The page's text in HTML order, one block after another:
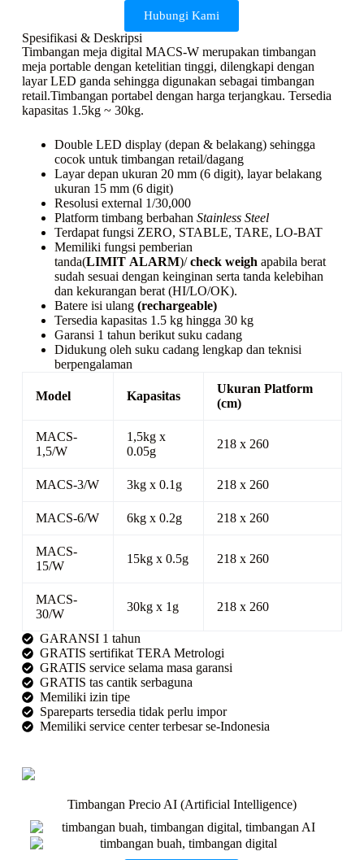
Hubungi Kami
Spesifikasi & Deskripsi
Timbangan meja digital MACS-W merupakan timbangan
meja portable dengan ketelitian tinggi, dilengkapi dengan
layar LED ganda sehingga digunakan sebagai timbangan
retail.Timbangan portabel dengan harga terjangkau. Tersedia
kapasitas 1.5kg ~ 30kg.
Double LED display (depan & belakang) sehingga
cocok untuk timbangan retail/dagang
Layar depan ukuran 20 mm (6 digit), layar belakang
ukuran 15 mm (6 digit)
Resolusi external 1/30,000
Platform timbang berbahan Stainless Steel
Terdapat fungsi ZERO, STABLE, TARE, LO-BAT
Memiliki fungsi pemberian
tanda(LIMIT ALARM)/check weigh apabila berat
sudah sesuai dengan keinginan serta tanda kelebihan
dan kekurangan berat (HI/LO/OK).
Batere isi ulang (rechargeable)
Tersedia kapasitas 1.5 kg hingga 30 kg
Garansi 1 tahun berikut suku cadang
Didukung oleh suku cadang lengkap dan teknisi
berpengalaman
Model Kapasitas
Ukuran Platform
(cm)
MACS-
1,5/W
1,5kg x
0.05g
218 x 260
MACS-3/W 3kg x 0.1g 218 x 260
MACS-6/W 6kg x 0.2g 218 x 260
MACS-
15/W
15kg x 0.5g 218 x 260
MACS-
30/W
30kg x 1g 218 x 260
GARANSI 1 tahun
GRATIS sertifikat TERA Metrologi
GRATIS service selama masa garansi
GRATIS tas cantik serbaguna
Memiliki izin tipe
Spareparts tersedia tidak perlu impor
Memiliki service center terbesar se-Indonesia
Timbangan Precio AI (Artificial Intelligence)